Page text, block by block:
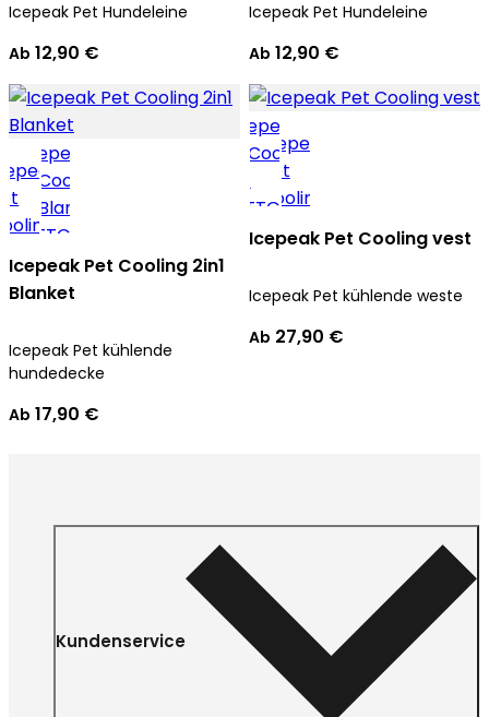
Icepeak Pet Hundeleine
Ab 12,90 €
Icepeak Pet Hundeleine
Ab 12,90 €
Icepeak Pet Cooling 2in1
Blanket
Icepeak Pet kühlende
hundedecke
Ab 17,90 €
Icepeak Pet Cooling vest
Icepeak Pet kühlende weste
Ab 27,90 €
Kundenservice